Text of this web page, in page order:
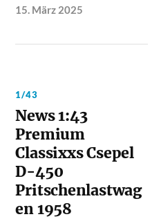
15. März 2025
1/43
News 1:43
Premium
Classixxs Csepel
D-450
Pritschenlastwag
en 1958